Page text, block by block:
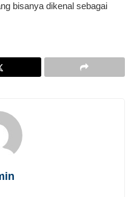
bisanya dikenal sebagai